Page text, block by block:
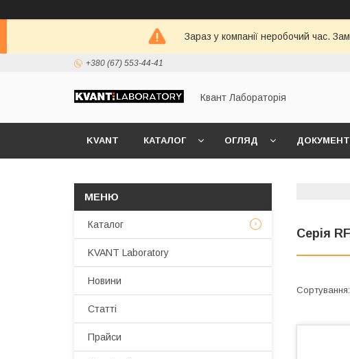
Зараз у компанії неробочий час.
+380 (67) 553-44-41
Квант Лабораторія
KVANT КАТАЛОГ ОГЛЯД
Серія
Каталог
KVANT Laboratory
Новини
Статті
Прайси